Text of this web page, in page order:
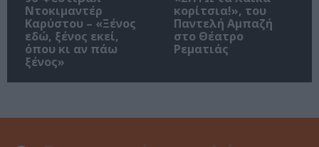
Ντοκιμαντέρ
Καρύστου – «Ξένος
εδώ, ξένος εκεί,
όπου κι αν πάω
ξένος»
κορίτσια!», του
Παντελή Αμπαζή
στο Θέατρο
Ρεματιάς